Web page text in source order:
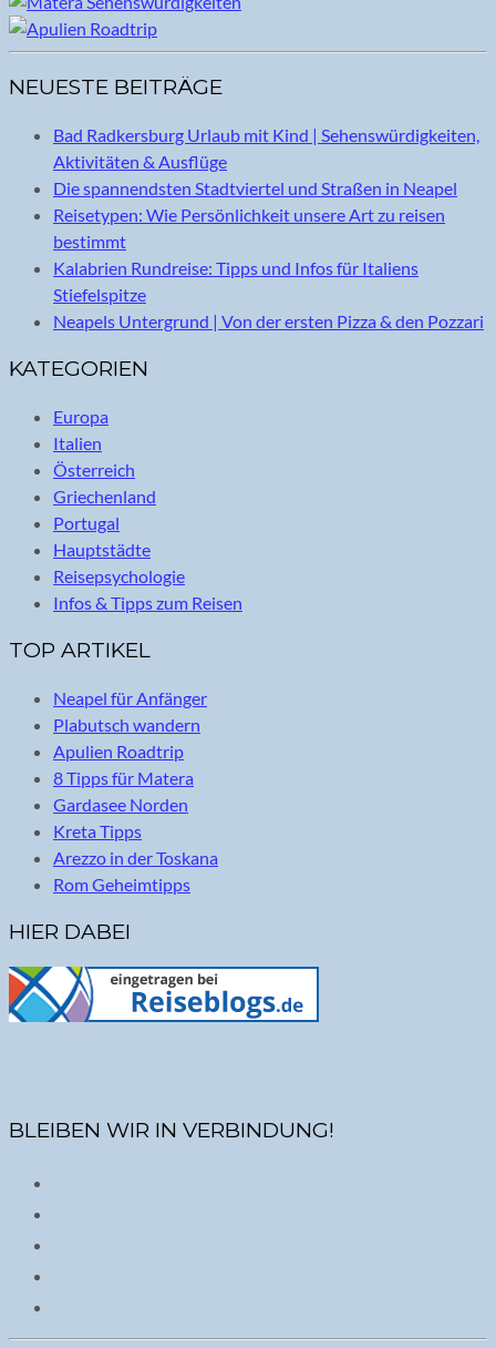
NEUESTE BEITRÄGE
Bad Radkersburg Urlaub mit Kind | Sehenswürdigkeiten,
Aktivitäten & Ausflüge
Die spannendsten Stadtviertel und Straßen in Neapel
Reisetypen: Wie Persönlichkeit unsere Art zu reisen
bestimmt
Kalabrien Rundreise: Tipps und Infos für Italiens
Stiefelspitze
Neapels Untergrund | Von der ersten Pizza & den Pozzari
KATEGORIEN
Europa
Italien
Österreich
Griechenland
Portugal
Hauptstädte
Reisepsychologie
Infos & Tipps zum Reisen
TOP ARTIKEL
Neapel für Anfänger
Plabutsch wandern
Apulien Roadtrip
8 Tipps für Matera
Gardasee Norden
Kreta Tipps
Arezzo in der Toskana
Rom Geheimtipps
HIER DABEI
BLEIBEN WIR IN VERBINDUNG!